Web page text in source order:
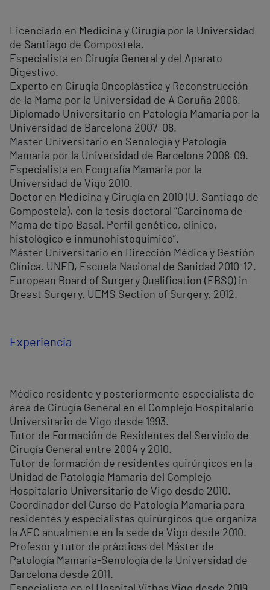
Licenciado en Medicina y Cirugía por la Universidad
de Santiago de Compostela.
Especialista en Cirugía General y del Aparato
Digestivo.
Experto en Cirugía Oncoplástica y Reconstrucción
de la Mama por la Universidad de A Coruña 2006.
Diplomado Universitario en Patología Mamaria por la
Universidad de Barcelona 2007-08.
Master Universitario en Senología y Patología
Mamaria por la Universidad de Barcelona 2008-09.
Especialista en Ecografía Mamaria por la
Universidad de Vigo 2010.
Doctor en Medicina y Cirugía en 2010 (U. Santiago de
Compostela), con la tesis doctoral “Carcinoma de
Mama de tipo Basal. Perfil genético, clínico,
histológico e inmunohistoquímico”.
Máster Universitario en Dirección Médica y Gestión
Clínica. UNED, Escuela Nacional de Sanidad 2010-12.
European Board of Surgery Qualification (EBSQ) in
Breast Surgery. UEMS Section of Surgery. 2012.
Experiencia
Médico residente y posteriormente especialista de
área de Cirugía General en el Complejo Hospitalario
Universitario de Vigo desde 1993.
Tutor de Formación de Residentes del Servicio de
Cirugía General entre 2004 y 2010.
Tutor de formación de residentes quirúrgicos en la
Unidad de Patología Mamaria del Complejo
Hospitalario Universitario de Vigo desde 2010.
Coordinador del Curso de Patología Mamaria para
residentes y especialistas quirúrgicos que organiza
la AEC anualmente en la sede de Vigo desde 2010.
Profesor y tutor de prácticas del Máster de
Patología Mamaria-Senología de la Universidad de
Barcelona desde 2011.